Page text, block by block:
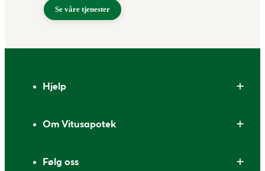
Se våre tjenester
Hjelp
Om Vitusapotek
Følg oss